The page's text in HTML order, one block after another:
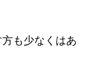
も少なくはあ